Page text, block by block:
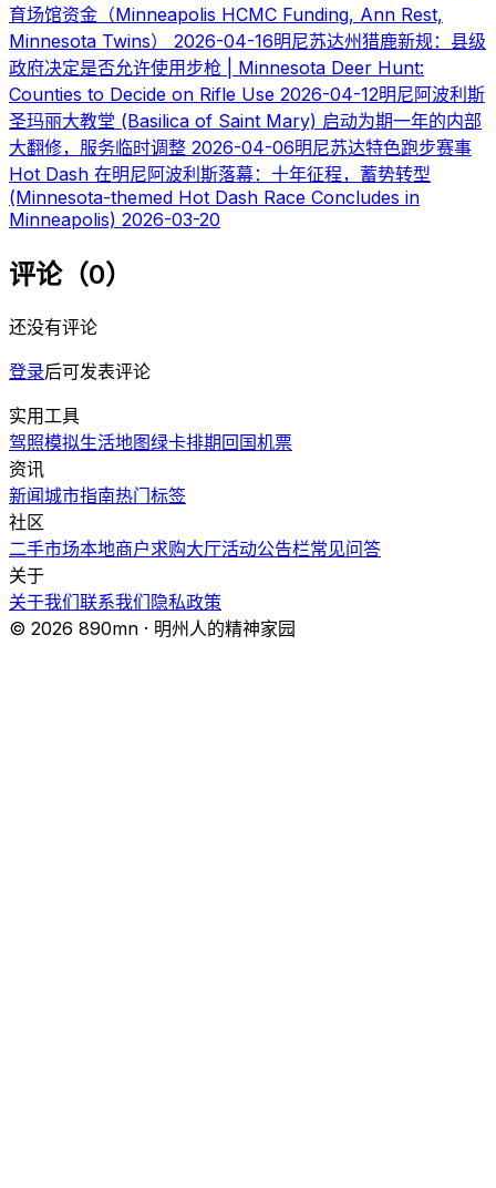
育场馆资金（Minneapolis HCMC Funding, Ann Rest,
Minnesota Twins） 2026-04-16明尼苏达州猎鹿新规：县级
政府决定是否允许使用步枪 | Minnesota Deer Hunt:
Counties to Decide on Rifle Use 2026-04-12明尼阿波利斯
圣玛丽大教堂 (Basilica of Saint Mary) 启动为期一年的内部
大翻修，服务临时调整 2026-04-06明尼苏达特色跑步赛事
Hot Dash 在明尼阿波利斯落幕：十年征程，蓄势转型
(Minnesota-themed Hot Dash Race Concludes in
Minneapolis) 2026-03-20
评论（0）
还没有评论
登录后可发表评论
实用工具
驾照模拟生活地图绿卡排期 回国机票
资讯
新闻城市指南热门标签
社区
二手市场本地商户求购大厅活动公告栏常见问答
关于
关于我们联系我们 隐私政策
© 2026 890mn · 明州人的精神家园